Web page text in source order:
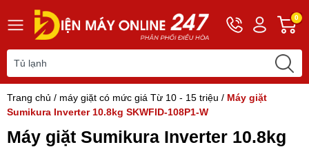
Hotline
0243
Tài
khoản
Khách
0
Trang chủ / máy giặt có mức giá Từ 10 - 15 triệu / Máy giặt
Sumikura Inverter 10.8kg SKWFID-108P1-W
Máy giặt Sumikura Inverter 10.8kg